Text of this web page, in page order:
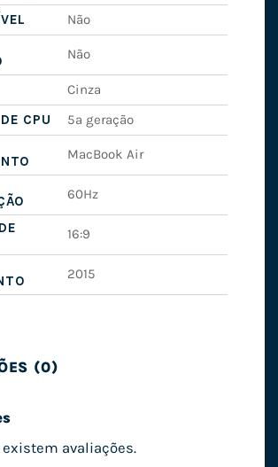
Não
Não
Cinza
CPU
5ª geração
MacBook Air
60Hz
16:9
2015
(0)
avaliações.